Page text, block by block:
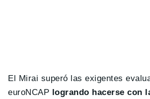
El Mirai superó las exigentes
euroNCAP logrando hacerse con